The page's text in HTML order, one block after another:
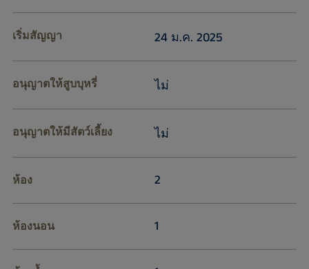
เริ่มสัญญา 24 ม.ค. 2025
อนุญาตให้สูบบุหรี่ ไม่
อนุญาตให้มีสัตว์เลี้ยง ไม่
ห้อง 2
ห้องนอน 1